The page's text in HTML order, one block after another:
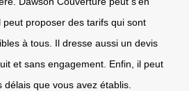
proposer des tarifs qui sont
à tous. Il dresse aussi un devis
et sans engagement. Enfin, il peut
que vous avez établis.